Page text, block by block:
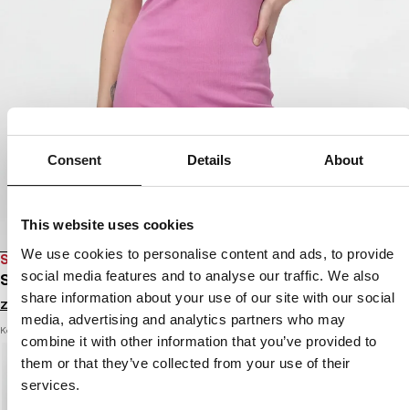
Consent Details About
This website uses cookies
We use cookies to personalise content and ads, to provide
social media features and to analyse our traffic. We also
share information about your use of our site with our social
media, advertising and analytics partners who may
combine it with other information that you’ve provided to
them or that they’ve collected from your use of their
services.
SALE
SUKIENKA SPORTOWA RIB LAYLA
Zaloguj się by zobaczyć ceny
Kolor: ice pink